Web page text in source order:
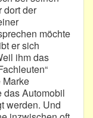
dort der
möchte
er sich
ihm das
das Automobil
werden. Und